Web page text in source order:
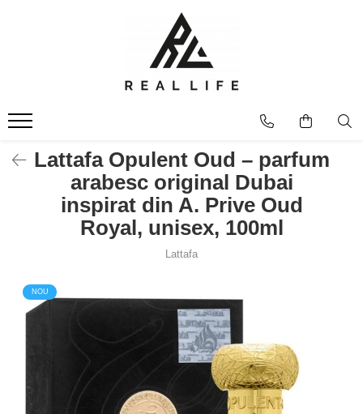
Masca fata si plasturi pentru
curatarea tenului
Uleiuri
Dispozitive
Seruri antiimbatranire
Fond de ten
Ingrijirea parului
Make-Up
Jocuri si Jucarii
Jucarii educationale
Casa si Gradina
Lattafa Opulent Oud – parfum
arabesc original Dubai
inspirat din A. Prive Oud
Royal, unisex, 100ml
Lattafa
NOU